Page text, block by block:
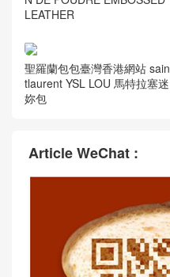
LEATHER
聖羅蘭包包臺灣香港網站 sain
tlaurent YSL LOU 馬特拉塞迷
妳包
Article WeChat :